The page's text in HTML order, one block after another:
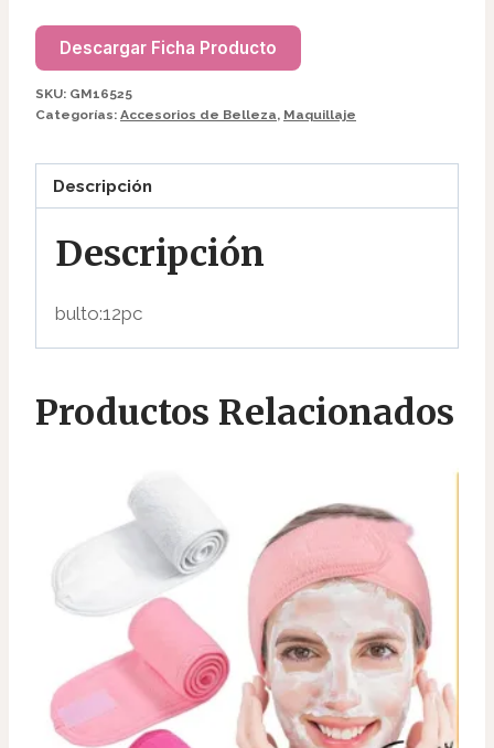
GM16525
cantidad
Descargar Ficha Producto
SKU: GM16525
Categorías: Accesorios de Belleza, Maquillaje
Descripción
Descripción
bulto:12pc
Productos Relacionados